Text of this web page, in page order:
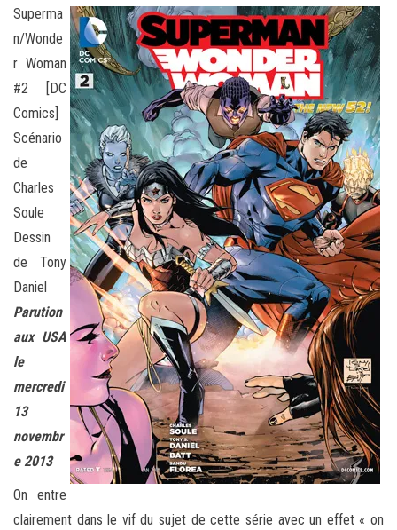
Superma
n/Wonde
r Woman
#2 [DC
Comics]
Scénario
de
Charles
Soule
Dessin
de Tony
Daniel
Parution
aux USA
le
mercredi
13
novembr
e 2013
On entre
clairement dans le vif du sujet de cette série avec un effet « on